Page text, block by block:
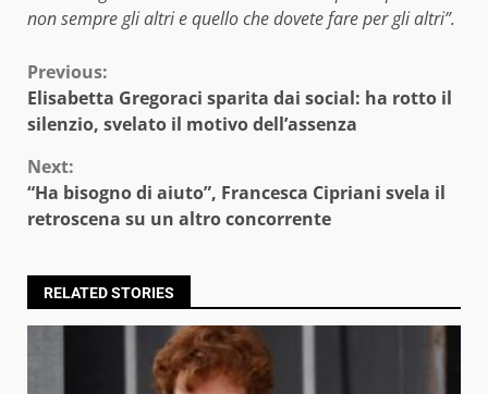
non sempre gli altri e quello che dovete fare per gli altri”.
Continue
Reading
Previous:
Elisabetta Gregoraci sparita dai social: ha rotto il
silenzio, svelato il motivo dell’assenza
Next:
“Ha bisogno di aiuto”, Francesca Cipriani svela il
retroscena su un altro concorrente
RELATED STORIES